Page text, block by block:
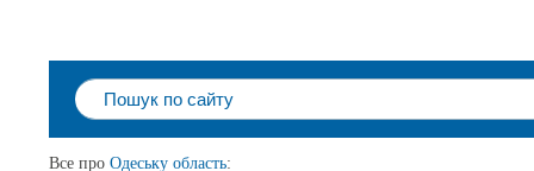
Все про Одеську область: